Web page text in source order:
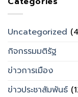
Uncategorized
กิจกรรมมติรัฐ
ข่าวการเมือง
ข่าวประชาสัมพันธ์